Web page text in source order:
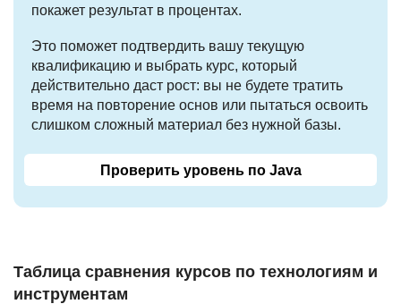
покажет результат в процентах.
Это поможет подтвердить вашу текущую
квалификацию и выбрать курс, который
действительно даст рост: вы не будете тратить
время на повторение основ или пытаться освоить
слишком сложный материал без нужной базы.
Проверить уровень по Java
Таблица сравнения курсов по технологиям и
инструментам